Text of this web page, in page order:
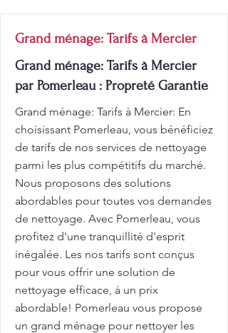
Grand ménage: Tarifs à Mercier
Grand ménage: Tarifs à Mercier
par Pomerleau : Propreté Garantie
Grand ménage: Tarifs à Mercier: En
choisissant Pomerleau, vous bénéficiez
de tarifs de nos services de nettoyage
parmi les plus compétitifs du marché.
Nous proposons des solutions
abordables pour toutes vos demandes
de nettoyage. Avec Pomerleau, vous
profitez d'une tranquillité d'esprit
inégalée. Les nos tarifs sont conçus
pour vous offrir une solution de
nettoyage efficace, à un prix
abordable! Pomerleau vous propose
un grand ménage pour nettoyer les